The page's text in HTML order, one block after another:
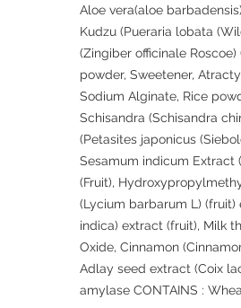
Aloe vera(aloe
Kudzu (Pueraria lobata
(Zingiber officinale
powder, Sweetener,
Sodium Alginate, Rice
Schisandra (Schisandra
(Petasites japonicus
Sesamum indicum Extract
(Fruit),
(Lycium barbarum L)
indica) extract (fruit), Milk
Oxide, Cinnamon
Adlay seed extract (Coix
amylase CONTAINS :